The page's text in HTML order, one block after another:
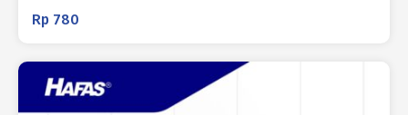
Rp 780